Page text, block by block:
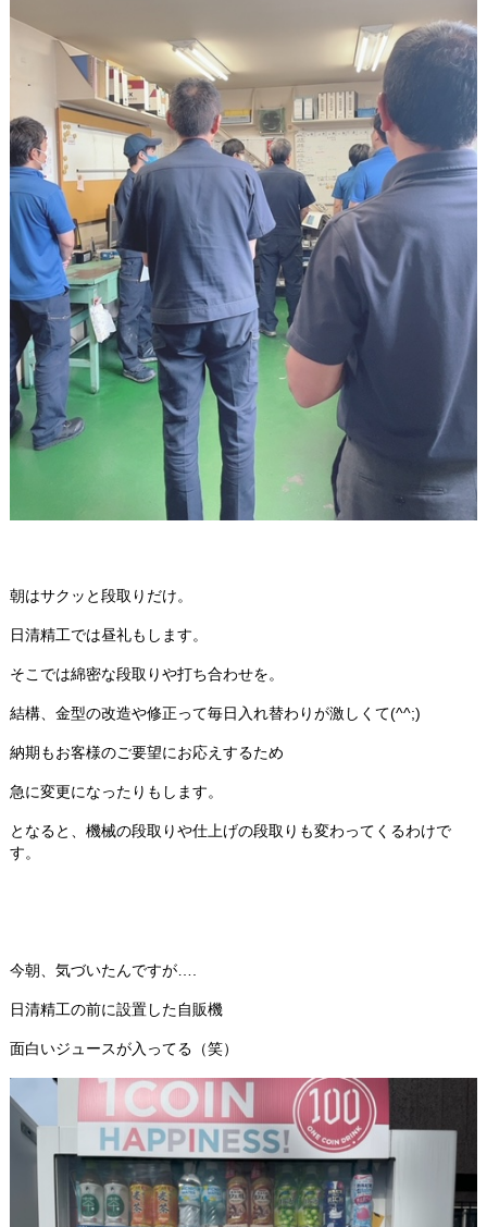
朝はサクッと段取りだけ。
日清精工では昼礼もします。
そこでは綿密な段取りや打ち合わせを。
結構、金型の改造や修正って毎日入れ替わりが激しくて(^^;)
納期もお客様のご要望にお応えするため
急に変更になったりもします。
となると、機械の段取りや仕上げの段取りも変わってくるわけで
す。
今朝、気づいたんですが….
日清精工の前に設置した自販機
面白いジュースが入ってる（笑）